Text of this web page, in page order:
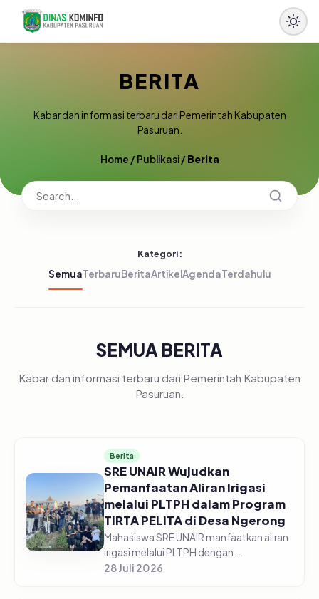
BERITA
Kabar dan informasi terbaru dari Pemerintah Kabupaten
Pasuruan.
Home /Publikasi/Berita
Kategori:
SemuaTerbaruBeritaArtikelAgendaTerdahulu
SEMUA BERITA
Kabar dan informasi terbaru dari Pemerintah Kabupaten
Pasuruan.
Berita
SRE UNAIR Wujudkan
Pemanfaatan Aliran Irigasi
melalui PLTPH dalam Program
TIRTA PELITA di Desa Ngerong
Mahasiswa SRE UNAIR manfaatkan aliran
irigasi melalui PLTPH dengan
memberdayakan warga Desa Ngerong di
28 Juli 2026